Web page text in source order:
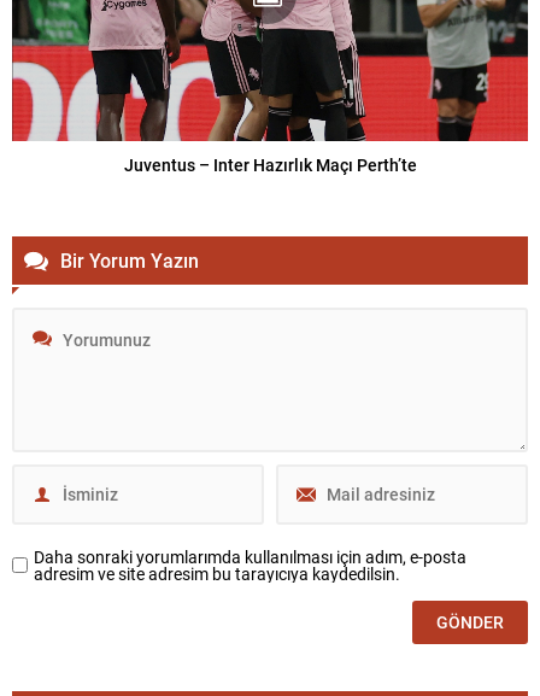
Juventus – Inter Hazırlık Maçı Perth’te
Bir Yorum Yazın
Daha sonraki yorumlarımda kullanılması için adım, e-posta
adresim ve site adresim bu tarayıcıya kaydedilsin.